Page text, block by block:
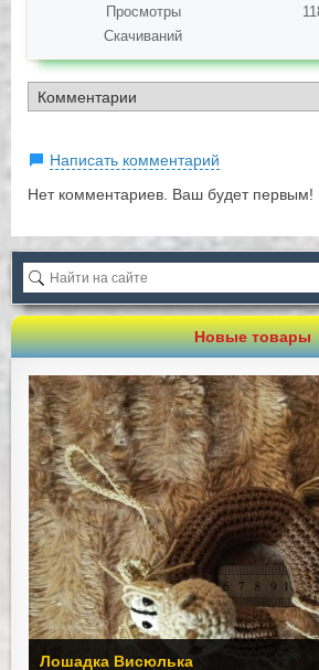
Просмотры
Скачиваний
Написать комментарий
Нет комментариев. Ваш будет первым!
Новые товары
Лошадка Висюлька